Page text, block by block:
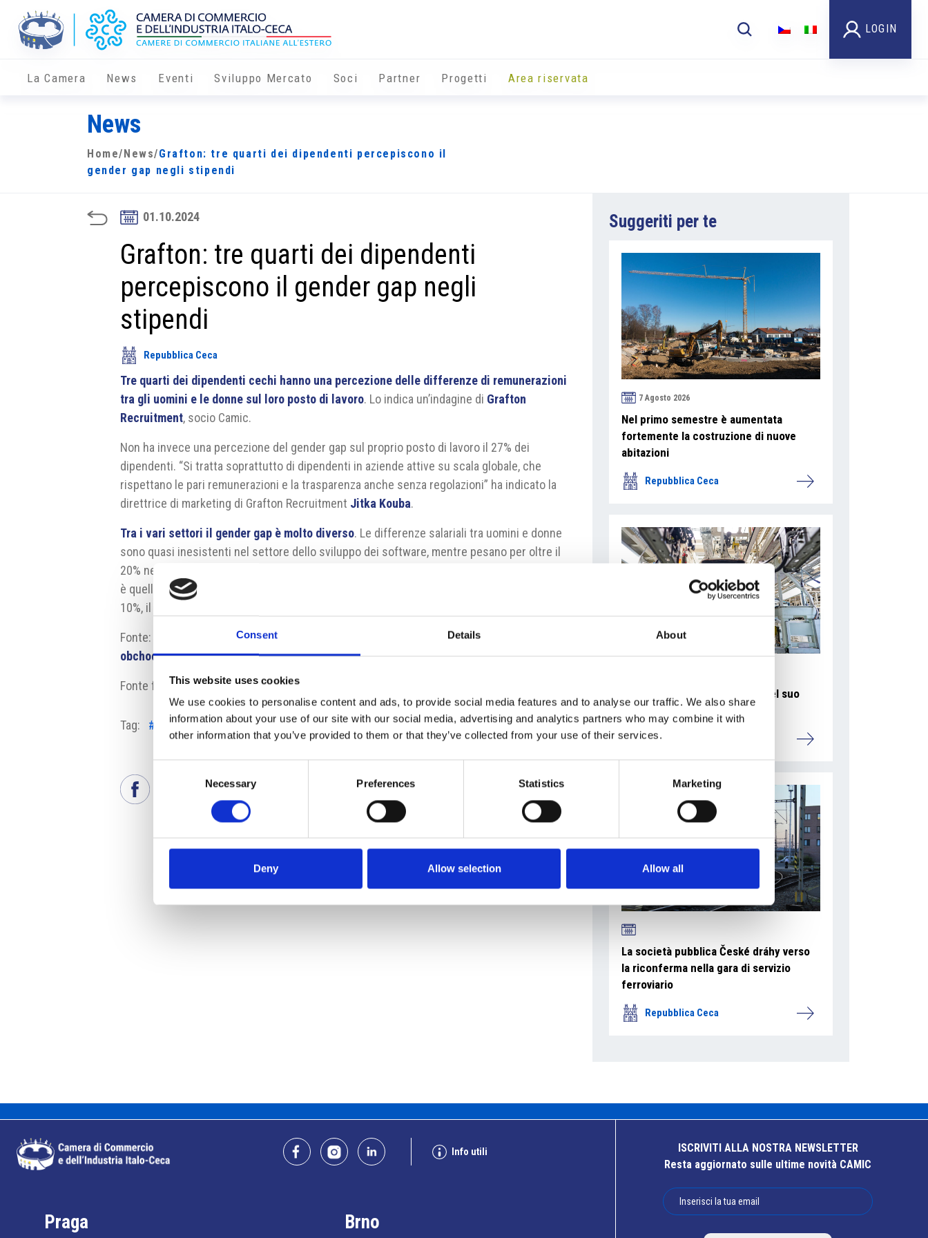
Consent Details About
This website uses cookies
We use cookies to personalise content and ads, to provide social media features and to analyse our traffic. We also share
information about your use of our site with our social media, advertising and analytics partners who may combine it with
other information that you’ve provided to them or that they’ve collected from your use of their services.
Necessary Preferences Statistics Marketing
Deny Allow selection Allow all
LOGIN
La Camera News Eventi Sviluppo Mercato Soci Partner Progetti Area riservata
News
Home/ News/Grafton: tre quarti dei dipendenti percepiscono il
gender gap negli stipendi
01.10.2024
Grafton: tre quarti dei dipendenti
percepiscono il gender gap negli
stipendi
Repubblica Ceca
Tre quarti dei dipendenti cechi hanno una percezione delle differenze di remunerazioni
tra gli uomini e le donne sul loro posto di lavoro. Lo indica un’indagine di Grafton
Recruitment, socio Camic.
Non ha invece una percezione del gender gap sul proprio posto di lavoro il 27% dei
dipendenti. “Si tratta soprattutto di dipendenti in aziende attive su scala globale, che
rispettano le pari remunerazioni e la trasparenza anche senza regolazioni” ha indicato la
direttrice di marketing di Grafton Recruitment Jitka Kouba.
Tra i vari settori il gender gap è molto diverso. Le differenze salariali tra uomini e donne
sono quasi inesistenti nel settore dello sviluppo dei software, mentre pesano per oltre il
20% nelle posizioni di contabile e rappresentante commerciale. La regione più diseguale
è quella di Zlín con un gap di 19%, mentre in quella di Karlovy Vary la differenza si riduce al
10%, il dato più basso in Repubblica Ceca.
Fonte:
https://www.grafton.cz/cs/nejvetsi-rozdily-ve-mzdach-zen-muzu-jsou-na-
obchodnich-pozicich-v-ucetnictvi
Fonte fotografia: Pixabay
Tag: #differenze salariali #donne #gender gap #Grafton Recruitment #uomini
Suggeriti per te
7 Agosto 2026
Nel primo semestre è aumentata
fortemente la costruzione di nuove
abitazioni
Repubblica Ceca
La Škoda avvia la produzione del suo
SUV Peaq
Repubblica Ceca
La società pubblica České dráhy verso
la riconferma nella gara di servizio
ferroviario
Repubblica Ceca
Info utili
Praga Brno
ISCRIVITI ALLA NOSTRA NEWSLETTER
Resta aggiornato sulle ultime novità CAMIC